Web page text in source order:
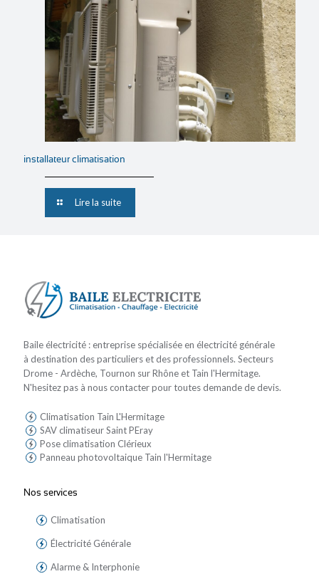
installateur climatisation
Lire la suite
Baile électricité : entreprise spécialisée en électricité générale
à destination des particuliers et des professionnels. Secteurs
Drome - Ardèche, Tournon sur Rhône et Tain l'Hermitage.
N'hesitez pas à nous contacter pour toutes demande de devis.
Climatisation Tain L'Hermitage
SAV climatiseur Saint PEray
Pose climatisation Clérieux
Panneau photovoltaique Tain l'Hermitage
Nos services
Climatisation
Électricité Générale
Alarme & Interphonie